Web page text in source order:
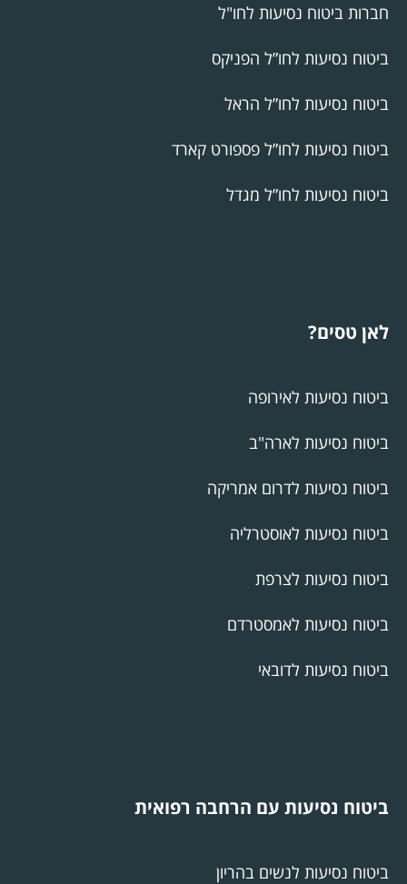
חברות ביטוח נסיעות לחו"ל
ביטוח נסיעות לחו”ל הפניקס
ביטוח נסיעות לחו”ל הראל
ביטוח נסיעות לחו”ל פספורט קארד
ביטוח נסיעות לחו”ל מגדל
לאן טסים?
ביטוח נסיעות לאירופה
ביטוח נסיעות לארה"ב
ביטוח נסיעות לדרום אמריקה
ביטוח נסיעות לאוסטרליה
ביטוח נסיעות לצרפת
ביטוח נסיעות לאמסטרדם
ביטוח נסיעות לדובאי
ביטוח נסיעות עם הרחבה רפואית
ביטוח נסיעות לנשים בהריון